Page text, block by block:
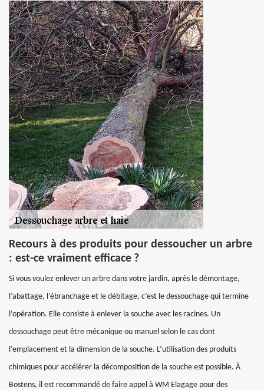
Recours à des produits pour dessoucher un arbre
: est-ce vraiment efficace ?
Si vous voulez enlever un arbre dans votre jardin, après le démontage,
l’abattage, l’ébranchage et le débitage, c’est le dessouchage qui termine
l’opération. Elle consiste à enlever la souche avec les racines. Un
dessouchage peut être mécanique ou manuel selon le cas dont
l’emplacement et la dimension de la souche. L’utilisation des produits
chimiques pour accélérer la décomposition de la souche est possible. À
Bostens, il est recommandé de faire appel à WM Elagage pour des